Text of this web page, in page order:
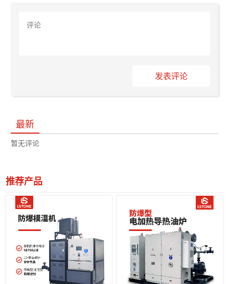
发表评论
最新
暂无评论
推荐产品